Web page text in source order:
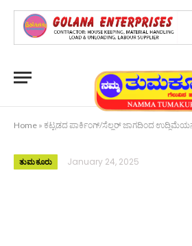
Home » ಕಟ್ಟಡದ ಪಾರ್ಕಿಂಗ್/ಸೆಲ್ಲರ್ ಜಾಗದಿಂದ
ತುಮಕೂರು January 24, 2025